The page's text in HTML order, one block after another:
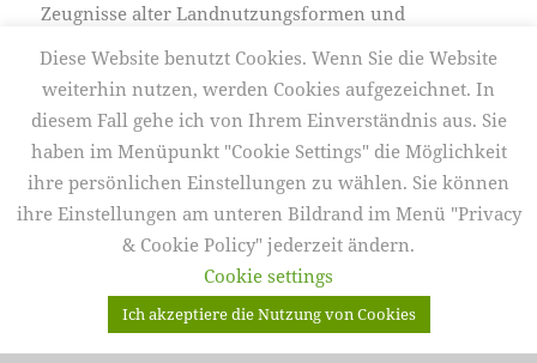
Zeugnisse alter Landnutzungsformen und
wahrlich nicht mehr.
Baumveteranen und Sternenbahnen im Westerwald
weiterlesen
Veröffentlicht
1. Januar 2017 Autor
Frank Körver Kategorien
Bäume ,Galerien
Hutebuchen , Nacht ,Nachthimmel Sternbahnen
Datenschutzerklärung Mit Stolz präsentiert von WordPress
Diese Website benutzt Cookies. Wenn Sie die Website
weiterhin nutzen, werden Cookies aufgezeichnet. In
diesem Fall gehe ich von Ihrem Einverständnis aus. Sie
haben im Menüpunkt "Cookie Settings" die Möglichkeit
ihre persönlichen Einstellungen zu wählen. Sie können
ihre Einstellungen am unteren Bildrand im Menü "Privacy
& Cookie Policy" jederzeit ändern.
Cookie settings
Ich akzeptiere die Nutzung von Cookies